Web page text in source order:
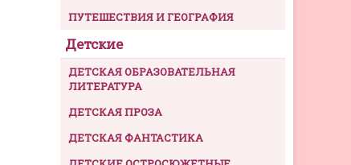
ПУТЕШЕСТВИЯ И ГЕОГРАФИЯ
Детские
ДЕТСКАЯ ОБРАЗОВАТЕЛЬНАЯ
ЛИТЕРАТУРА
ДЕТСКАЯ ПРОЗА
ДЕТСКАЯ ФАНТАСТИКА